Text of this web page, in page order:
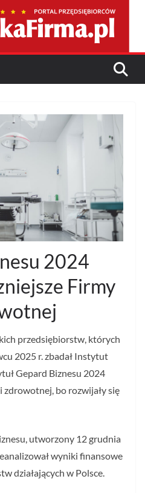
2024
Firmy
przedsiębiorstw, których
2025 r. zbadał Instytut
Gepard Biznesu 2024
zdrowotnej, bo rozwijały się
utworzony 12 grudnia
wyniki finansowe
działających w Polsce.